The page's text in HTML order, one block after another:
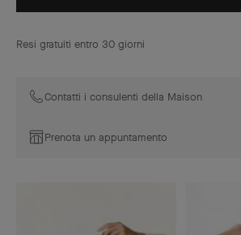
Resi gratuiti entro 30 giorni
Contatti i consulenti della Maison
Prenota un appuntamento